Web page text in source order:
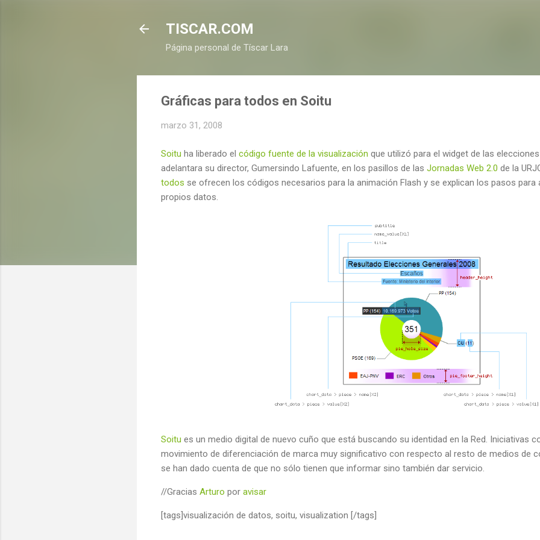
TISCAR.COM
Página personal de Tíscar Lara
Gráficas para todos en Soitu
marzo 31, 2008
Soitu ha liberado el código fuente de la visualización que utilizó para el widget de las
adelantara su director, Gumersindo Lafuente, en los pasillos de las Jornadas Web 2.0 de la
todos se ofrecen los códigos necesarios para la animación Flash y se explican los pasos
propios datos.
Soitu es un medio digital de nuevo cuño que está buscando su identidad en la Red. Iniciativas
movimiento de diferenciación de marca muy significativo con respecto al resto de medios de
se han dado cuenta de que no sólo tienen que informar sino también dar servicio.
//Gracias Arturo por avisar
[tags]visualización de datos, soitu, visualization [/tags]